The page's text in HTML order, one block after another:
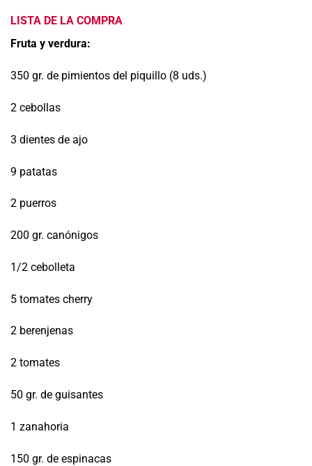
LISTA DE LA COMPRA
Fruta y verdura:
350 gr. de pimientos del piquillo (8 uds.)
2 cebollas
3 dientes de ajo
9 patatas
2 puerros
200 gr. canónigos
1/2 cebolleta
5 tomates cherry
2 berenjenas
2 tomates
50 gr. de guisantes
1 zanahoria
150 gr. de espinacas